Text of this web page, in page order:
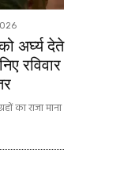
अर्घ्य देते
रविवार
का राजा माना